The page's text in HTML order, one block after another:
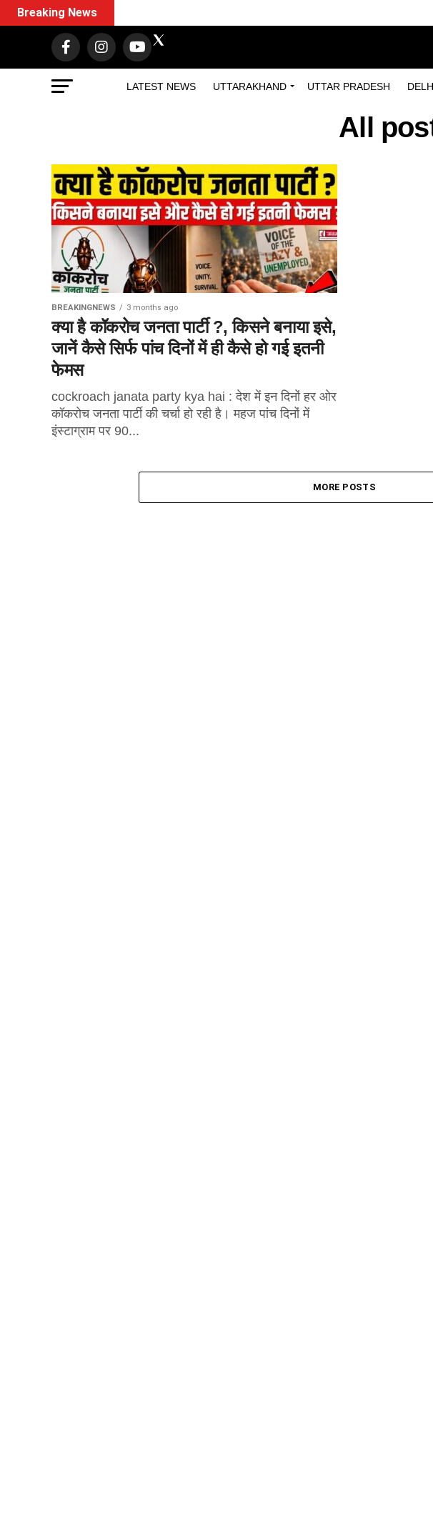
LATEST NEWS UTTARAKHAND UTTAR PRADESH
Breaking News
All
BREAKINGNEWS 3 months ago
क्या है कॉकरोच जनता पार्टी ?, किसने बनाया इसे,
जानें कैसे सिर्फ पांच दिनों में ही कैसे हो गई इतनी
फेमस
cockroach janata party kya hai : देश में इन दिनों हर ओर
कॉकरोच जनता पार्टी की चर्चा हो रही है। महज पांच दिनों में
इंस्टाग्राम पर 90...
MORE POSTS